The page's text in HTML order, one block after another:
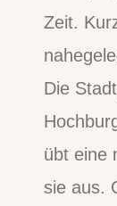
Zeit.
Die
übt eine
sie aus.